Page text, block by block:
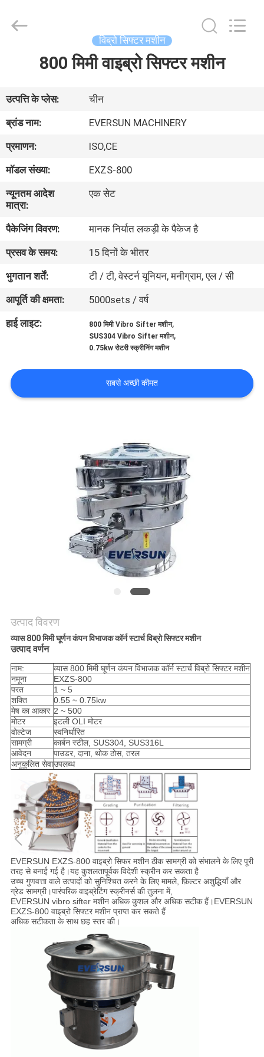
उत्पादों
वीआर
दिखाएँ
हमारे
बारे
कारखाना
भ्रमण
संपर्क
गोपनीयता
नीति
विब्रो सिफ्टर मशीन
800 मिमी वाइब्रो सिफ्टर मशीन
उत्पत्ति के प्लेस:
चीन
ब्रांड नाम:
EVERSUN MACHINERY
प्रमाणन:
ISO,CE
मॉडल संख्या:
EXZS-800
न्यूनतम आदेश
मात्रा:
एक सेट
पैकेजिंग विवरण:
मानक निर्यात लकड़ी के पैकेज है
प्रसव के समय:
15 दिनों के भीतर
भुगतान शर्तें:
टी / टी, वेस्टर्न यूनियन, मनीग्राम, एल / सी
आपूर्ति की क्षमता:
5000sets / वर्ष
हाई लाइट:
800 मिमी Vibro Sifter मशीन,
SUS304 Vibro Sifter मशीन,
0.75kw रोटरी स्क्रीनिंग मशीन
सबसे अच्छी कीमत
उत्पाद विवरण
व्यास 800 मिमी घूर्णन कंपन विभाजक कॉर्न स्टार्च विब्रो सिफ्टर मशीन
उत्पाद वर्णन
नाम:
व्यास 800 मिमी घूर्णन कंपन विभाजक कॉर्न स्टार्च विब्रो सिफ्टर मशीन
नमूना
EXZS-800
परत
1 ~ 5
शक्ति
0.55 ~ 0.75kw
मेष का आकार 2 ~ 500
मोटर
इटली OLI मोटर
वोल्टेज
स्वनिर्धारित
सामग्री
कार्बन स्टील, SUS304, SUS316L
आवेदन
पाउडर, दाना, थोक ठोस, तरल
अनुकूलित सेवाउपलब्ध
EVERSUN EXZS-800 वाइब्रो सिफर मशीन ठीक सामग्री को संभालने के लिए पूरी
तरह से बनाई गई है।यह कुशलतापूर्वक विदेशी स्क्रीन कर सकता है
उच्च गुणवत्ता वाले उत्पादों को सुनिश्चित करने के लिए मामले, फ़िल्टर अशुद्धियाँ और
ग्रेड सामग्री।पारंपरिक वाइब्रेटिंग स्क्रीनर्स की तुलना में,
EVERSUN vibro sifter मशीन अधिक कुशल और अधिक सटीक हैं।EVERSUN
EXZS-800 वाइब्रो सिफ्टर मशीनप्राप्त कर सकते हैं
अधिक सटीकता के साथ छह स्तर की।